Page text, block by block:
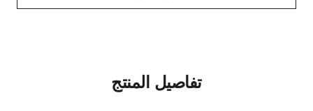
تفاصيل المنتج